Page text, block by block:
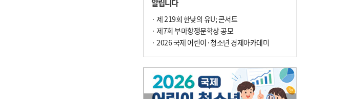
알립니다
· 제 219회 한낮의 유U; 콘서트
· 제7회 부마항쟁문학상 공모
· 2026 국제 어린이·청소년 경제아카데미